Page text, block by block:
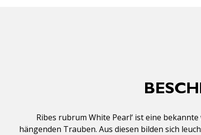
Ribes rubrum White Pearl‘ ist eine
hängenden Trauben. Aus diesen bilden sich